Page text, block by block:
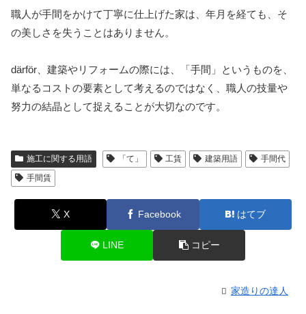
職人が手間をかけて丁寧に仕上げた家は、年月を経ても、そ
の美しさを失うことはありません。
därför、建築やリフォームの際には、「手間」というものを、
単なるコストの要素として考えるのではなく、職人の技量や
努力の結晶として捉えることが大切なのです。
施工に関する用語 「て」 工賃 建築用語
手間代
手間賃
X Facebook はてブ
LINE コピー
家造りの達人